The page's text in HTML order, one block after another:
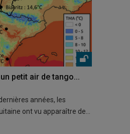
petit air de tango...
années, les
ont vu apparaître de…